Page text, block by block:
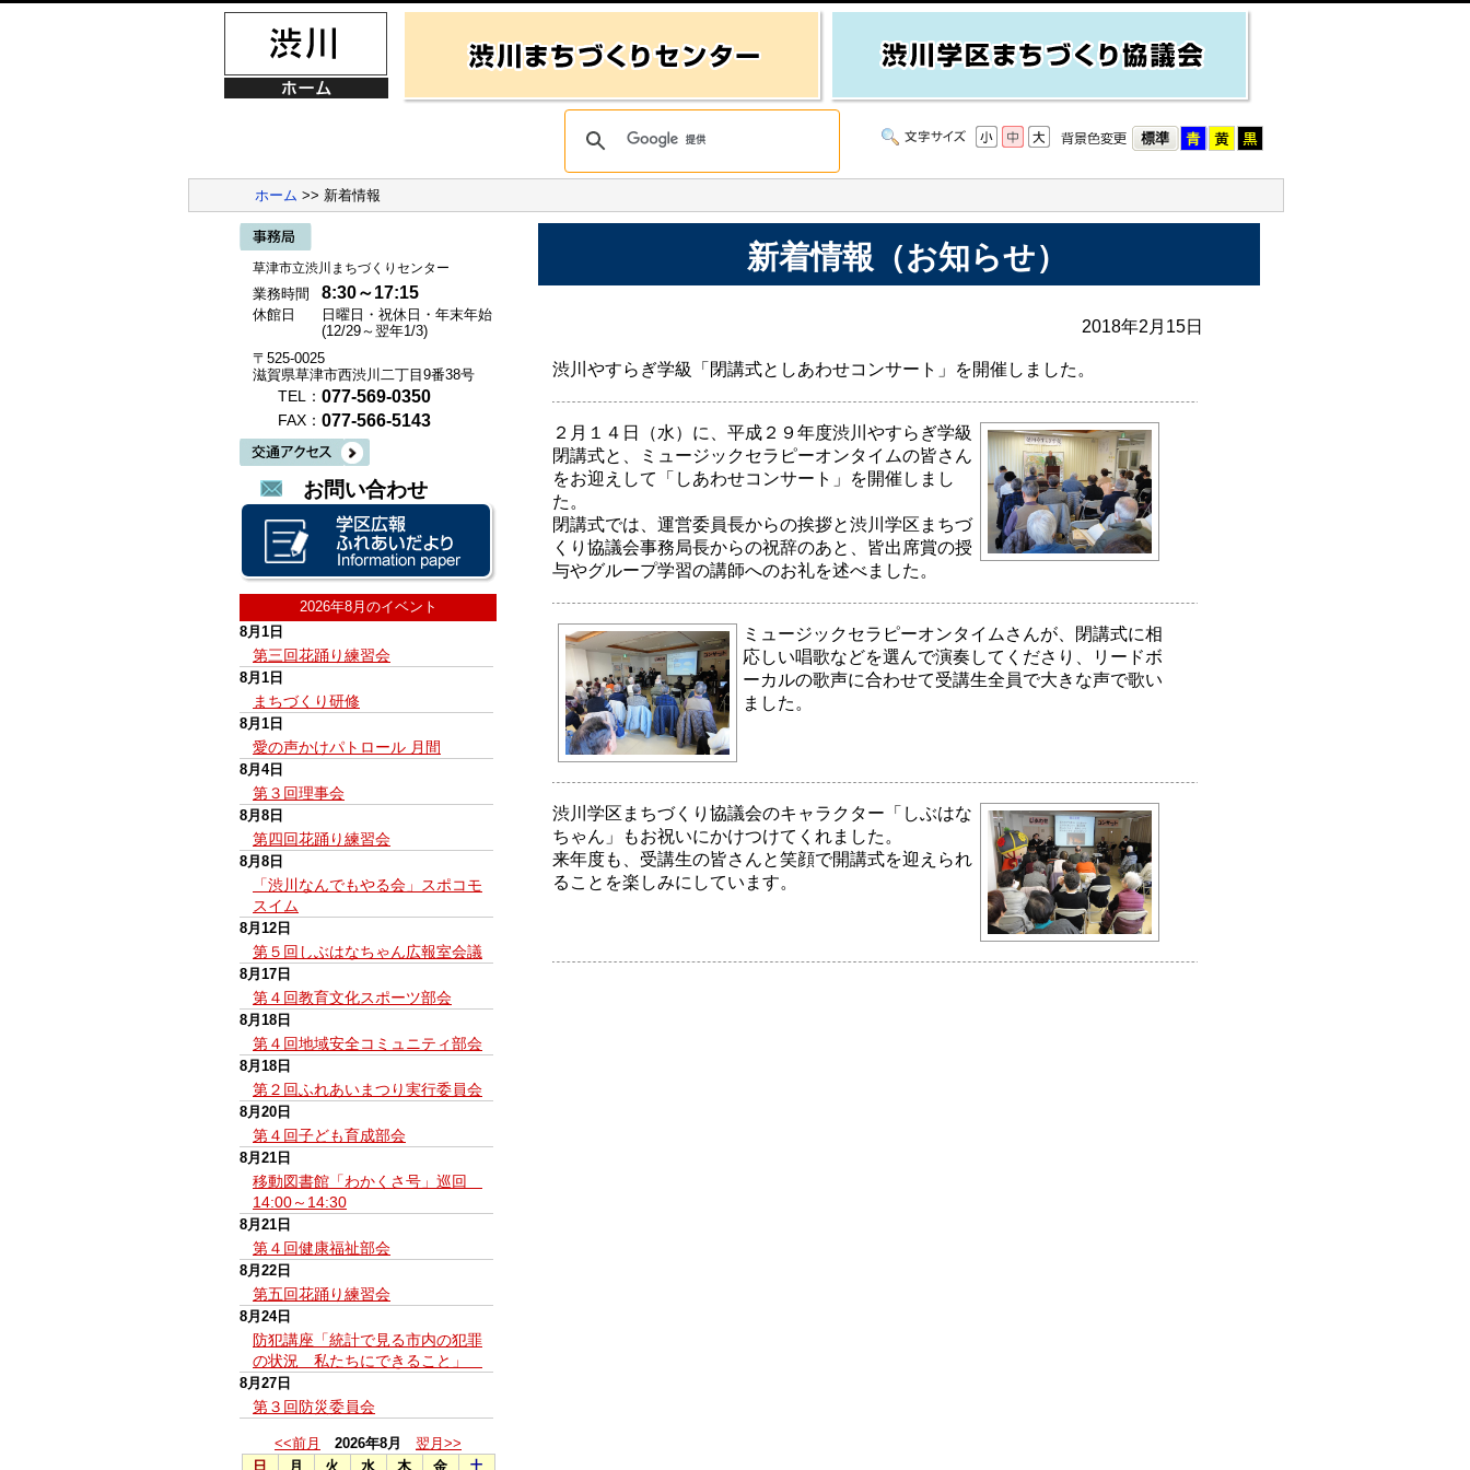
ホーム >> 新着情報
草津市立渋川まちづくりセンター
業務時間 8:30～17:15
休館日
日曜日・祝休日・年末年始
(12/29～翌年1/3)
〒525-0025
滋賀県草津市西渋川二丁目9番38号
TEL： 077-569-0350
FAX： 077-566-5143
お問い合わせ
2026年8月のイベント
8月1日
第三回花踊り練習会
8月1日
まちづくり研修
8月1日
愛の声かけパトロール 月間
8月4日
第３回理事会
8月8日
第四回花踊り練習会
8月8日
「渋川なんでもやる会」スポコモ
スイム
8月12日
第５回しぶはなちゃん広報室会議
8月17日
第４回教育文化スポーツ部会
8月18日
第４回地域安全コミュニティ部会
8月18日
第２回ふれあいまつり実行委員会
8月20日
第４回子ども育成部会
8月21日
移動図書館「わかくさ号」巡回
14:00～14:30
8月21日
第４回健康福祉部会
8月22日
第五回花踊り練習会
8月24日
防犯講座「統計で見る市内の犯罪
の状況 私たちにできること」
8月27日
第３回防災委員会
<<前月 2026年8月
翌月>>
日
月 火 水 木 金 土
新着情報（お知らせ）
2018年2月15日
渋川やすらぎ学級「閉講式としあわせコンサート」を開催しました。
２月１４日（水）に、平成２９年度渋川やすらぎ学級
閉講式と、ミュージックセラピーオンタイムの皆さん
をお迎えして「しあわせコンサート」を開催しまし
た。
閉講式では、運営委員長からの挨拶と渋川学区まちづ
くり協議会事務局長からの祝辞のあと、皆出席賞の授
与やグループ学習の講師へのお礼を述べました。
ミュージックセラピーオンタイムさんが、閉講式に相
応しい唱歌などを選んで演奏してくださり、リードボ
ーカルの歌声に合わせて受講生全員で大きな声で歌い
ました。
渋川学区まちづくり協議会のキャラクター「しぶはな
ちゃん」もお祝いにかけつけてくれました。
来年度も、受講生の皆さんと笑顔で開講式を迎えられ
ることを楽しみにしています。